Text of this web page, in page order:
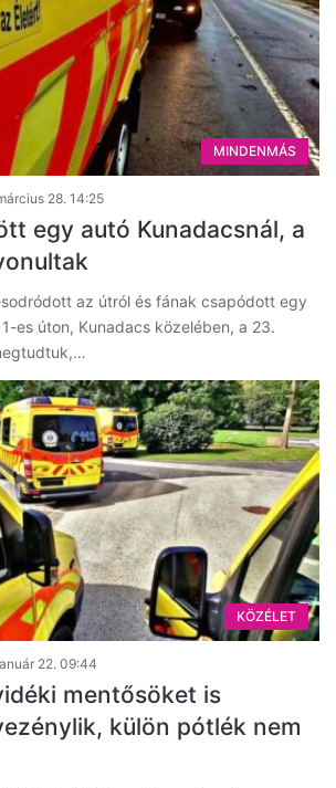
MINDENMÁS
28. 14:25
egy autó Kunadacsnál, a
az útról és fának csapódott egy
es úton, Kunadacs közelében, a 23.
KÖZÉLET
22. 09:44
mentősöket is
külön pótlék nem